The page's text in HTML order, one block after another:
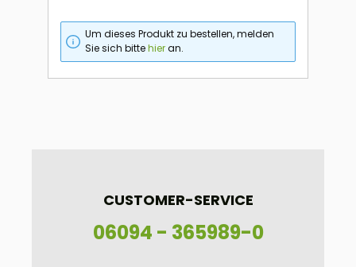
CUSTOMER-SERVICE
06094 - 365989-0
Um dieses Produkt zu bestellen, melden
Sie sich bittehieran.